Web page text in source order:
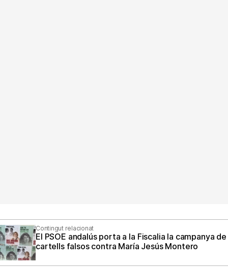
Contingut relacionat
El PSOE andalús porta a la Fiscalia la campanya de
cartells falsos contra María Jesús Montero